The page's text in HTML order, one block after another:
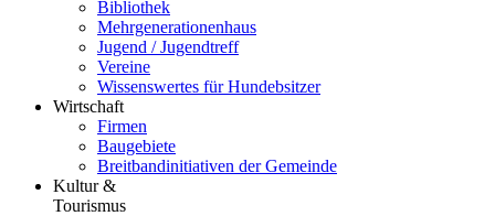
Bibliothek
Mehrgenerationenhaus
Jugend / Jugendtreff
Vereine
Wissenswertes für Hundebsitzer
Wirtschaft
Firmen
Baugebiete
Breitbandinitiativen der Gemeinde
Kultur &
Tourismus